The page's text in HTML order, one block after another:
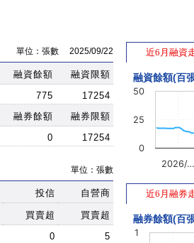
單位：張數 2025/09/22
融資餘額
融資限額
775
17254
融券餘額
融券限額
0 17254
單位：張數
投信 自營商
買賣超
買賣超
0
5
近6月融資
融資餘額(百
2026/
0
25
50
近6月融券
融券餘額(百
1